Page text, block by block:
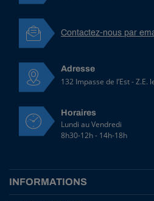
Contactez-nous par
Adresse
132 Impasse de l’Est -
Horaires
Lundi au Vendredi
8h30-12h - 14h-18h
INFORMATIONS